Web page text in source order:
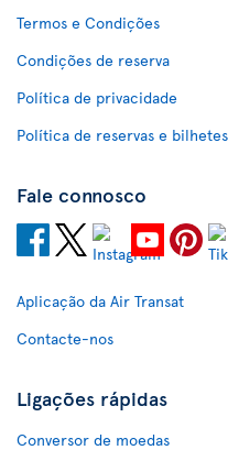
Termos e Condições
Condições de reserva
Política de privacidade
Política de reservas e bilhetes
Fale connosco
Aplicação da Air Transat
Contacte-nos
Ligações rápidas
Conversor de moedas